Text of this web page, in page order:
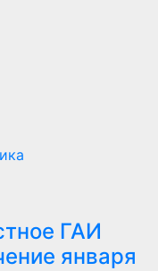
ГАИ
января